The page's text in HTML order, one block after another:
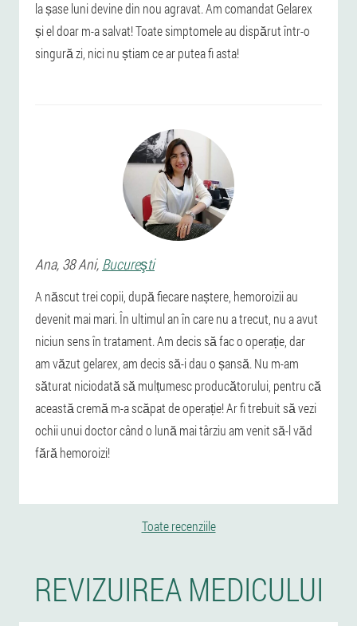
la șase luni devine din nou agravat. Am comandat Gelarex
și el doar m-a salvat! Toate simptomele au dispărut într-o
singură zi, nici nu știam ce ar putea fi asta!
Ana, 38 Ani, Bucureşti
A născut trei copii, după fiecare naștere, hemoroizii au
devenit mai mari. În ultimul an în care nu a trecut, nu a avut
niciun sens în tratament. Am decis să fac o operație, dar
am văzut gelarex, am decis să-i dau o șansă. Nu m-am
săturat niciodată să mulțumesc producătorului, pentru că
această cremă m-a scăpat de operație! Ar fi trebuit să vezi
ochii unui doctor când o lună mai târziu am venit să-l văd
fără hemoroizi!
Toate recenziile
REVIZUIREA MEDICULUI